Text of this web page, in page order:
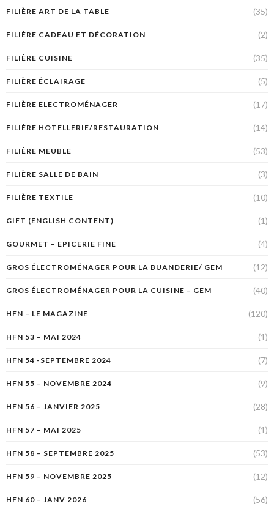
FILIÈRE ART DE LA TABLE (35)
FILIÈRE CADEAU ET DÉCORATION (2)
FILIÈRE CUISINE (35)
FILIÈRE ÉCLAIRAGE (5)
FILIÈRE ELECTROMÉNAGER (17)
FILIÈRE HOTELLERIE/RESTAURATION (14)
FILIÈRE MEUBLE (53)
FILIÈRE SALLE DE BAIN (3)
FILIÈRE TEXTILE (10)
GIFT (ENGLISH CONTENT) (1)
GOURMET – EPICERIE FINE (4)
GROS ÉLECTROMÉNAGER POUR LA BUANDERIE/ GEM (12)
GROS ÉLECTROMÉNAGER POUR LA CUISINE – GEM (40)
HFN – LE MAGAZINE (120)
HFN 53 – MAI 2024 (1)
HFN 54 -SEPTEMBRE 2024 (7)
HFN 55 – NOVEMBRE 2024 (9)
HFN 56 – JANVIER 2025 (28)
HFN 57 – MAI 2025 (1)
HFN 58 – SEPTEMBRE 2025 (53)
HFN 59 – NOVEMBRE 2025 (12)
HFN 60 – JANV 2026 (56)